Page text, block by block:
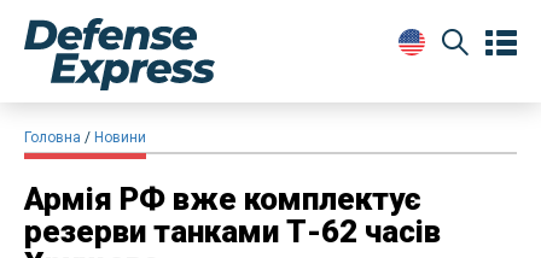
Головна Новини
Армія РФ вже комплектує
резерви танками Т-62 часів